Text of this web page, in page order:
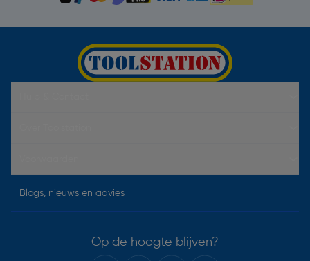
Blogs, nieuws en advies
Op de hoogte blijven?